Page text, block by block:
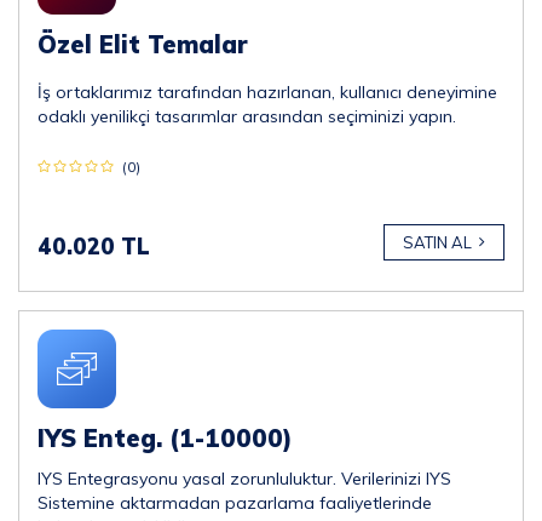
Özel Elit Temalar
İş ortaklarımız tarafından hazırlanan, kullanıcı deneyimine
odaklı yenilikçi tasarımlar arasından seçiminizi yapın.
(0)
40.020 TL SATIN AL
IYS Enteg. (1-10000)
IYS Entegrasyonu yasal zorunluluktur. Verilerinizi IYS
Sistemine aktarmadan pazarlama faaliyetlerinde